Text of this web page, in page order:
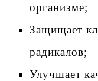
организме;
Защищает
радикалов;
Улучшает